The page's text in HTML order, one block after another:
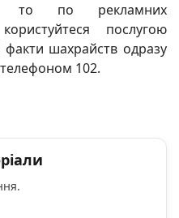
то по рекламних
послугою
факти шахрайств одразу
телефоном 102.